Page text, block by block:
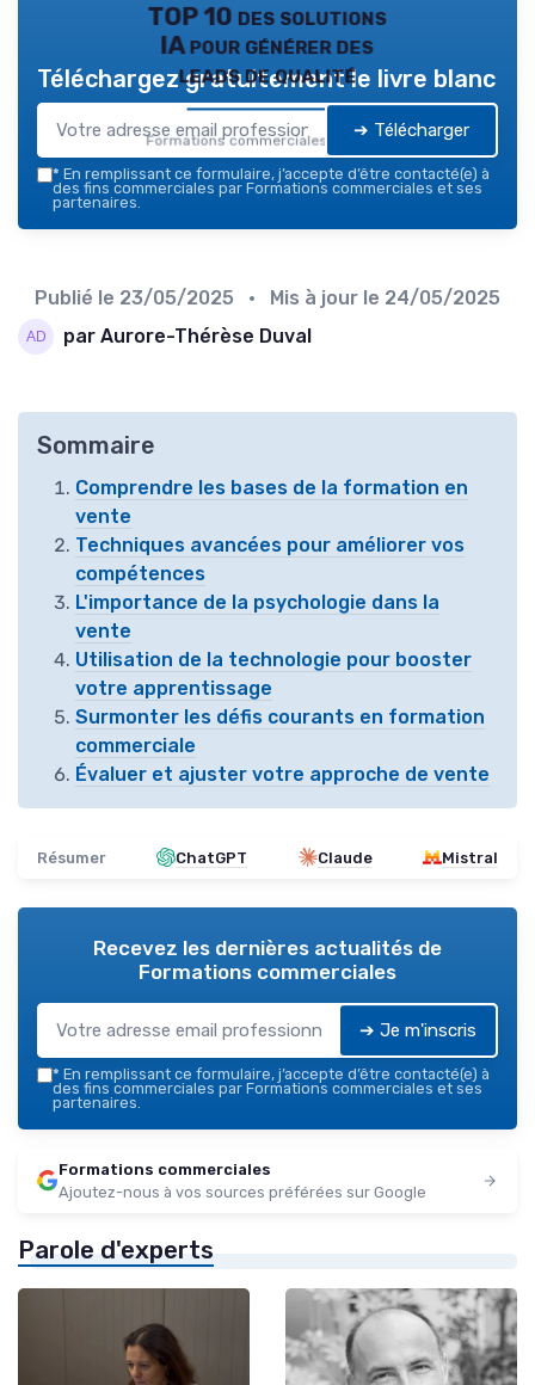
TOP 10 des solutions
IA pour générer des
leads de qualité
Formations commerciales — 2026
Téléchargez gratuitement le livre blanc
➔ Télécharger
* En remplissant ce formulaire, j’accepte d’être contacté(e) à
des fins commerciales par Formations commerciales et ses
partenaires.
Publié le 23/05/2025 • Mis à jour le 24/05/2025
par Aurore-Thérèse Duval
Sommaire
Comprendre les bases de la formation en
vente
Techniques avancées pour améliorer vos
compétences
L'importance de la psychologie dans la
vente
Utilisation de la technologie pour booster
votre apprentissage
Surmonter les défis courants en formation
commerciale
Évaluer et ajuster votre approche de vente
Résumer ChatGPT Claude Mistral
Recevez les dernières actualités de
Formations commerciales
➔ Je m'inscris
* En remplissant ce formulaire, j’accepte d’être contacté(e) à
des fins commerciales par Formations commerciales et ses
partenaires.
Formations commerciales
Ajoutez-nous à vos sources préférées sur Google
Parole d'experts